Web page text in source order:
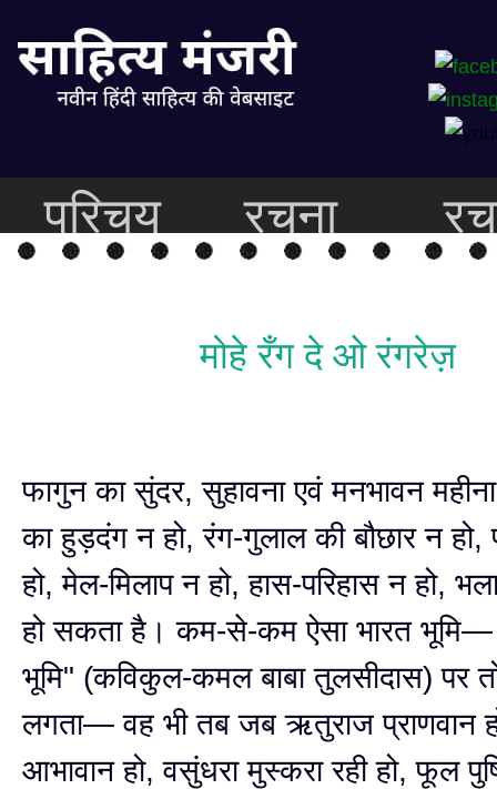
परिचय रचना
मोहे रँग दे ओ रंगरेज़
फागुन का सुंदर, सुहावना एवं मनभावन
का हुड़दंग न हो, रंग-गुलाल की बौछार न हो,
हो, मेल-मिलाप न हो, हास-परिहास न हो,
हो सकता है। कम-से-कम ऐसा भारत भूमि—
भूमि" (कविकुल-कमल बाबा तुलसीदास) पर
लगता— वह भी तब जब ऋतुराज प्राणवान
आभावान हो, वसुंधरा मुस्करा रही हो, फूल